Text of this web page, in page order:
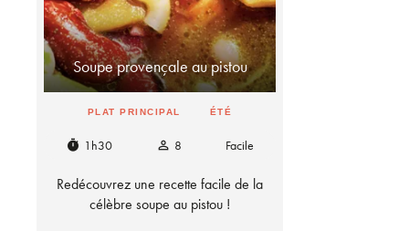
Soupe provençale au pistou
PLAT PRINCIPAL ÉTÉ
timer 1h30 person_outline 8 Facile
Redécouvrez une recette facile de la
célèbre soupe au pistou !